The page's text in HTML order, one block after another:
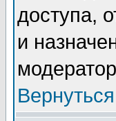
доступа,
и